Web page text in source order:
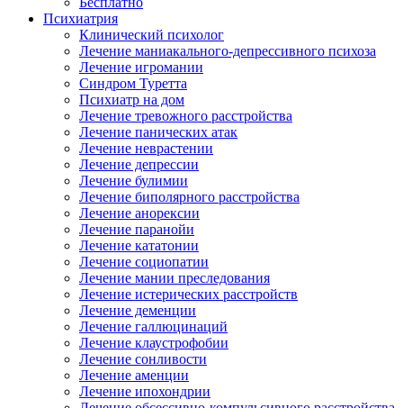
Психиатрия
Клинический психолог
Лечение маниакального-депрессивного психоза
Лечение игромании
Синдром Туретта
Психиатр на дом
Лечение тревожного расстройства
Лечение панических атак
Лечение неврастении
Лечение депрессии
Лечение булимии
Лечение биполярного расстройства
Лечение анорексии
Лечение паранойи
Лечение кататонии
Лечение социопатии
Лечение мании преследования
Лечение истерических расстройств
Лечение деменции
Лечение галлюцинаций
Лечение клаустрофобии
Лечение сонливости
Лечение аменции
Лечение ипохондрии